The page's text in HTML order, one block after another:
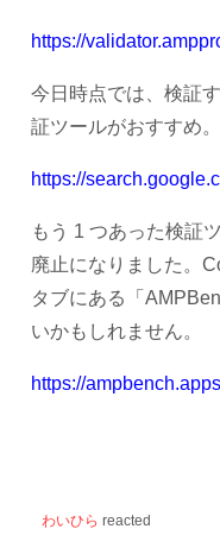
https://
今日時点では、検証
証ツールがおすすめ。
https://
もう 1 つあった検証
廃止になりました。
タブにある「
いかもしれません。
https://
わいひら reacted